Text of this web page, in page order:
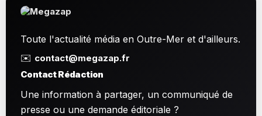
Toute l'actualité média en Outre-Mer et d'ailleurs.
✉️ contact@megazap.fr
Contact Rédaction
Une information à partager, un communiqué de
presse ou une demande éditoriale ?